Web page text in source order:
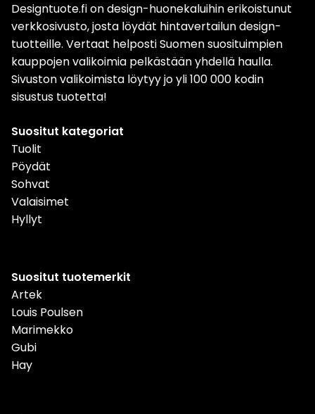
Designtuote.fi on design-huonekaluihin erikoistunut
verkkosivusto, josta löydät hintavertailun design-
tuotteille. Vertaat helposti Suomen suosituimpien
kauppojen valikoimia pelkästään yhdellä haulla.
Sivuston valikoimista löytyy jo yli 100 000 kodin
sisustus tuotetta!
Suositut kategoriat
Tuolit
Pöydät
Sohvat
Valaisimet
Hyllyt
Suositut tuotemerkit
Artek
Louis Poulsen
Marimekko
Gubi
Hay